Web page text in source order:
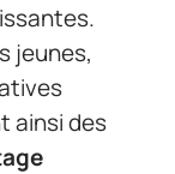
jeunes,
ainsi des